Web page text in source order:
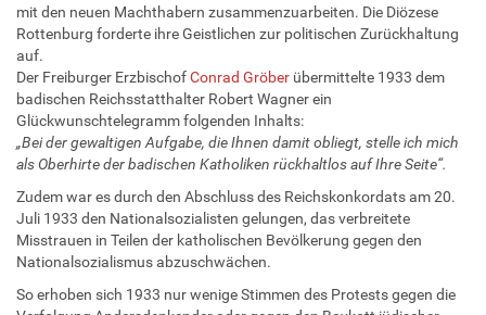
mit den neuen Machthabern zusammenzuarbeiten. Die Diözese
Rottenburg forderte ihre Geistlichen zur politischen Zurückhaltung
auf.
Der Freiburger ErzbischofConrad Gröber übermittelte 1933 dem
badischen Reichsstatthalter Robert Wagner ein
Glückwunschtelegramm folgenden Inhalts:
„Bei der gewaltigen Aufgabe, die Ihnen damit obliegt, stelle ich mich
als Oberhirte der badischen Katholiken rückhaltlos auf Ihre Seite“.
Zudem war es durch den Abschluss des Reichskonkordats am 20.
Juli 1933 den Nationalsozialisten gelungen, das verbreitete
Misstrauen in Teilen der katholischen Bevölkerung gegen den
Nationalsozialismus abzuschwächen.
So erhoben sich 1933 nur wenige Stimmen des Protests gegen die